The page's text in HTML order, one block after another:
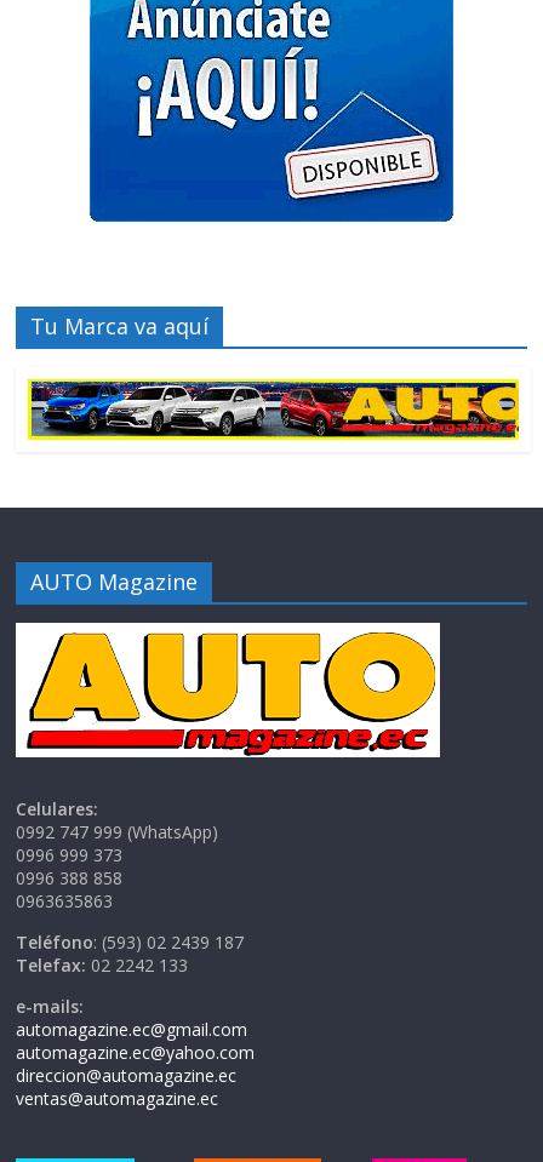
Tu Marca va aquí
AUTO Magazine
Celulares:
0992 747 999 (WhatsApp)
0996 999 373
0996 388 858
0963635863
Teléfono: (593) 02 2439 187
Telefax: 02 2242 133
e-mails:
automagazine.ec@gmail.com
automagazine.ec@yahoo.com
direccion@automagazine.ec
ventas@automagazine.ec